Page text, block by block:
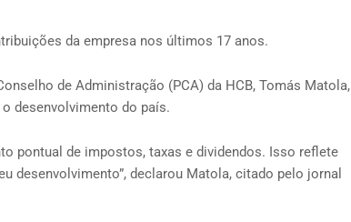
da empresa nos últimos 17 anos.
de Administração (PCA) da HCB, Tomás Matola,
desenvolvimento do país.
pontual de impostos, taxas e dividendos. Isso reflete
desenvolvimento”, declarou Matola, citado pelo jornal